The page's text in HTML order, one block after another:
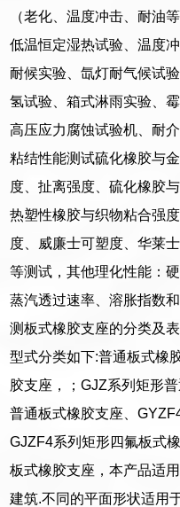
（老化、温度冲击、耐油
低温恒定湿热试验、温度
耐候实验、氙灯耐气候试
氢试验、箱式淋雨实验、
高压应力腐蚀试验机、耐
粘结性能测试硫化橡胶与
度、扯离强度、硫化橡胶
热塑性橡胶与织物粘合强
度、威廉士可塑度、华莱
等测试，其他理化性能：
蒸汽透过速率、溶胀指数
测板式橡胶支座的分类及
型式分类如下:普通板式橡
胶支座，；GJZ系列矩形
普通板式橡胶支座、
GJZF4系列矩形四氟板式
板式橡胶支座，本产品适
建筑.不同的平面形状适用